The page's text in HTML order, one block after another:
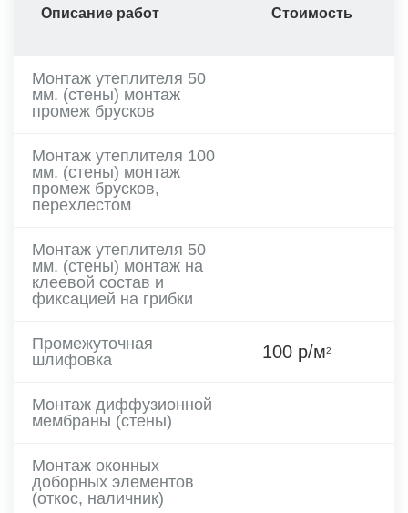
Описание работ Стоимость
Монтаж утеплителя 50
мм. (стены) монтаж
промеж брусков
Монтаж утеплителя 100
мм. (стены) монтаж
промеж брусков,
перехлестом
Монтаж утеплителя 50
мм. (стены) монтаж на
клеевой состав и
фиксацией на грибки
Промежуточная
шлифовка
100 р/м2
Монтаж диффузионной
мембраны (стены)
Монтаж оконных
доборных элементов
(откос, наличник)